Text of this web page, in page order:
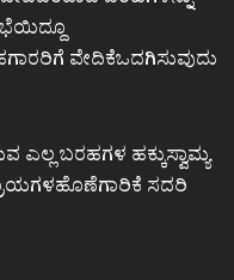
ವೇದಿಕೆಒದಗಿಸುವುದು
ಎಲ್ಲ ಬರಹಗಳ ಹಕ್ಕುಸ್ವಾಮ್ಯ
ಸದರಿ